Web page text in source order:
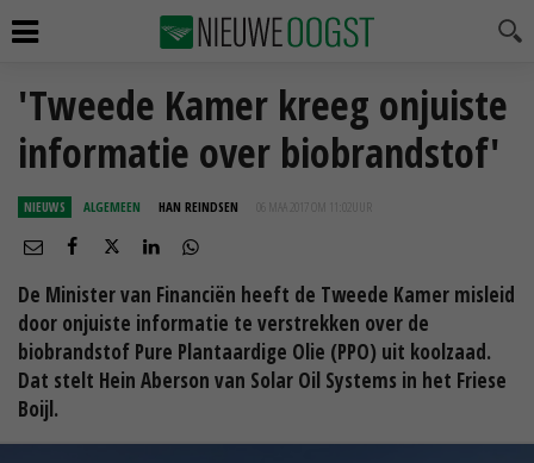
'Tweede Kamer kreeg onjuiste
informatie over biobrandstof'
NIEUWS ALGEMEEN HAN REINDSEN 06 MAA 2017 OM 11:02
De Minister van Financiën heeft de Tweede Kamer misleid
door onjuiste informatie te verstrekken over de
biobrandstof Pure Plantaardige Olie (PPO) uit koolzaad.
Dat stelt Hein Aberson van Solar Oil Systems in het Friese
Boijl.